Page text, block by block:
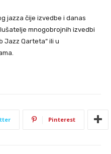
jazza čije izvedbe i danas
mnogobrojnih izvedbi
Jazz Qarteta“ ili u
Pinterest